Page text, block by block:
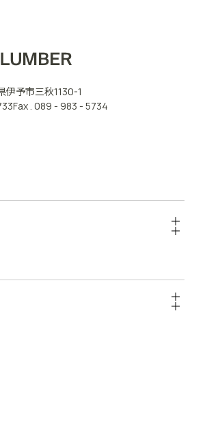
伊予市三秋1130-1
Fax . 089 - 983 - 5734